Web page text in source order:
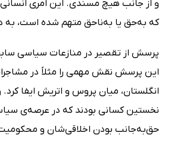
و از جانب هیچ مسندی. این امری
که به‌حق یا به‌ناحق متهم شده است، به
پرسش از تقصیر در منازعات سیاسی
این پرسش نقش مهمی را مثلاً در
انگلستان، میان پروس و اتریش ایفا
نخستین کسانی بودند که در عرصه‌ی
حق‌به‌جانب بودن اخلاقی‌شان و محکومیت